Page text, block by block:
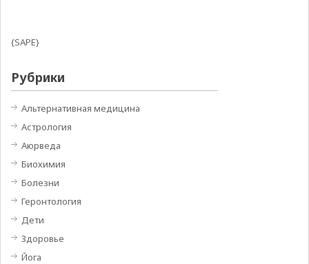
{SAPE}
Рубрики
Альтернативная медицина
Астрология
Аюрведа
Биохимия
Болезни
Геронтология
Дети
Здоровье
Йога